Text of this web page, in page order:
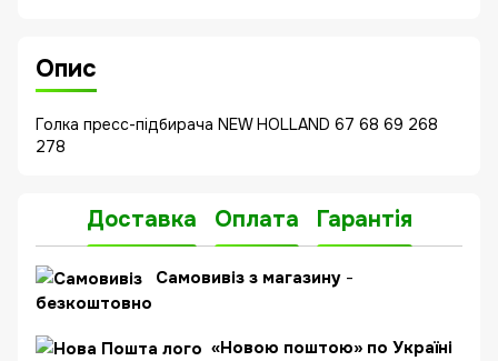
Опис
Голка пресс-підбирача NEW HOLLAND 67 68 69 268
278
Доставка Оплата Гарантія
Самовивіз з магазину -
безкоштовно
«Новою поштою» по Україні